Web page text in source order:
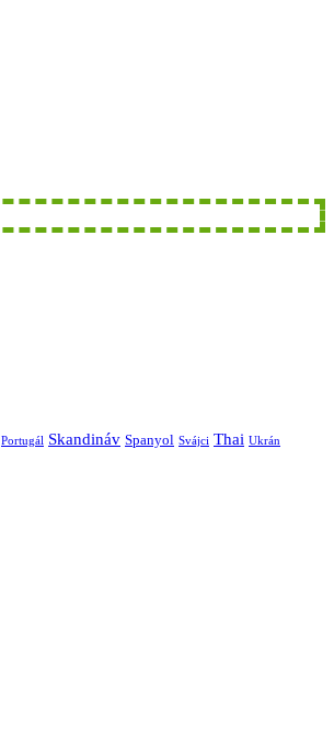
Portugál Skandináv Spanyol Svájci Thai Ukrán